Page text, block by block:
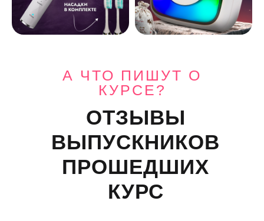
А ЧТО ПИШУТ О
КУРСЕ?
ОТЗЫВЫ
ВЫПУСКНИКОВ
ПРОШЕДШИХ
КУРС